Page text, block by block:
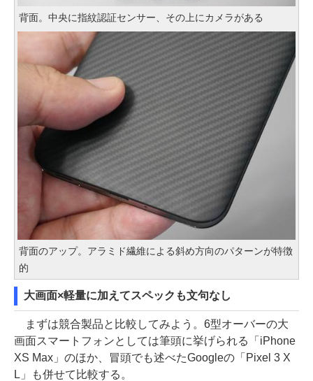
背面。中央に指紋認証センサー、その上にカメラがある
背面のアップ。アラミド繊維による斜め方向のパターンが特徴
的
大画面×軽量に加えてスペックも文句なし
まずは競合製品と比較してみよう。6型オーバーの大
画面スマートフォンとしては筆頭に挙げられる「iPhone
XS Max」のほか、冒頭でも述べたGoogleの「Pixel 3 X
L」も併せて比較する。